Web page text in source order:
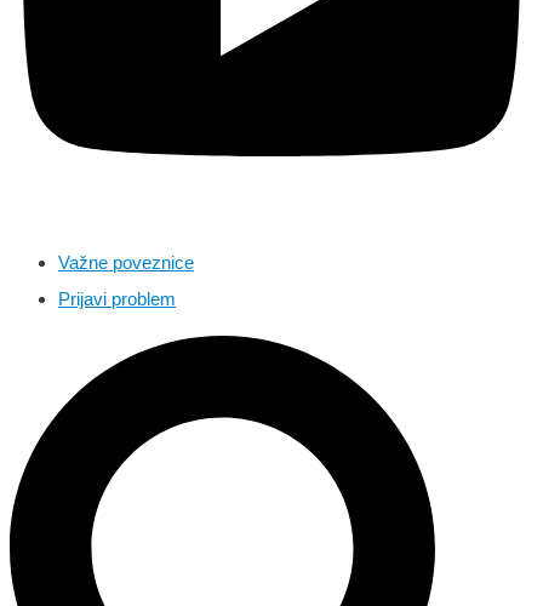
Važne poveznice
Prijavi problem